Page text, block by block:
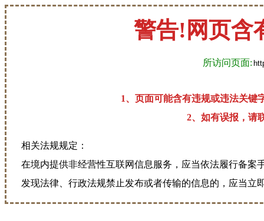
警告!网页含
所访问页面:
1、页面可能含有违规或违法关键
2、如有误报，请
相关法规规定：
在境内提供非经营性互联网信息服务，应当依法履行备案
发现法律、行政法规禁止发布或者传输的信息的，应当